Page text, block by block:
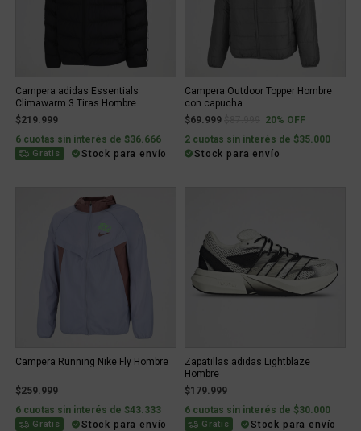
Campera adidas Essentials
Climawarm 3 Tiras Hombre
$219.999
6 cuotas sin interés de $36.666
Gratis Stock para envío
Campera Outdoor Topper Hombre
con capucha
$69.999
Price reduced from
to20% OFF
2 cuotas sin interés de $35.000
Stock para envío
Campera Running Nike Fly Hombre
$259.999
6 cuotas sin interés de $43.333
Gratis Stock para envío
Zapatillas adidas Lightblaze
Hombre
$179.999
6 cuotas sin interés de $30.000
Gratis Stock para envío